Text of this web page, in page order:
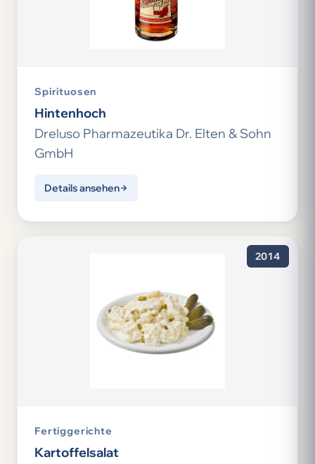
Spirituosen
Hintenhoch
Dreluso Pharmazeutika Dr. Elten & Sohn
GmbH
Details ansehen
2014
Fertiggerichte
Kartoffelsalat